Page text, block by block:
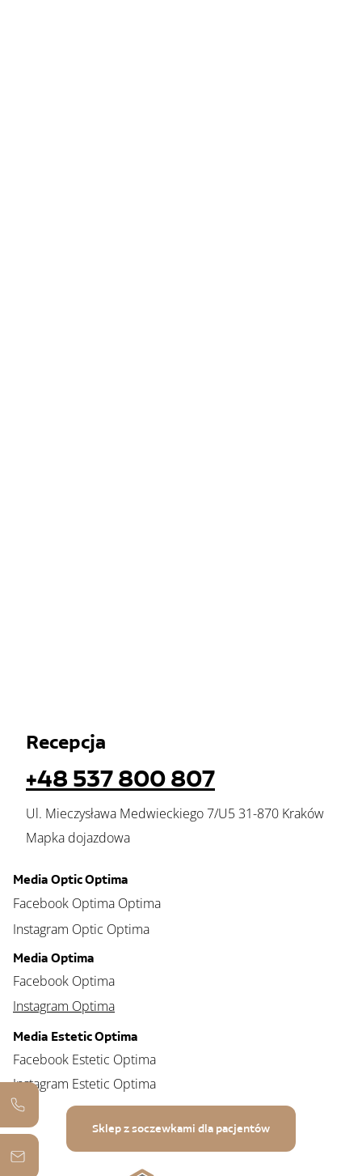
Recepcja
+48 537 800 807
Ul. Mieczysława Medwieckiego 7/U5 31-870 Kraków
Mapka dojazdowa
Media Optima
Facebook Optima
Instagram Optima
Media Optic Optima
Facebook Optima Optima
Instagram Optic Optima
Media Estetic Optima
Facebook Estetic Optima
Instagram Estetic Optima
Sklep z soczewkami dla pacjentów